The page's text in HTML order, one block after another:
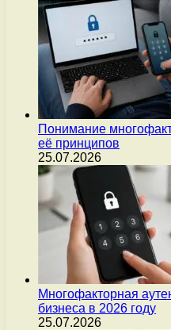
Понимание
её принципов
25.07.2026
Многофакторная
бизнеса в 2026 году
25.07.2026